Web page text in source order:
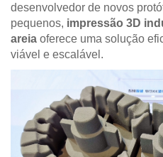
desenvolvedor de novos
pequenos, impressão 3D
areia oferece uma solução
viável e escalável.